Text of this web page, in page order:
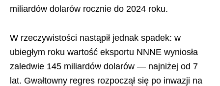
miliardów dolarów rocznie do 2024 roku.
W rzeczywistości nastąpił jednak spadek: w
ubiegłym roku wartość eksportu NNNE wyniosła
zaledwie 145 miliardów dolarów — najniżej od 7
lat. Gwałtowny regres rozpoczął się po inwazji na